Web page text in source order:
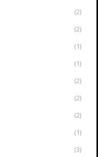
(2)
(2)
(1)
(1)
(2)
(2)
(2)
(1)
(3)